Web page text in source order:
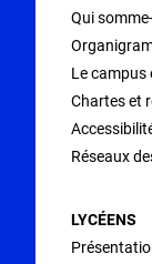
Projet 2ème
année : étude
descriptive et
économique
Compte
milieu
professionnel
Qui
Le campus
Chartes et
Réseaux
LYCÉENS